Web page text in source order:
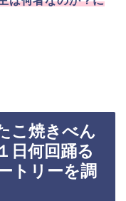
こ焼きべん
日何回踊る
トリーを調